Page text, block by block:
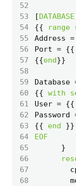
52
53
[ DATABASE
54
{{ range
55
Address =
56
Port = {{
57
{{end
58
59
Database
60
{{ with
61
User = {{
62
Password
63
{{ end
64
EOF
65
66
67
68